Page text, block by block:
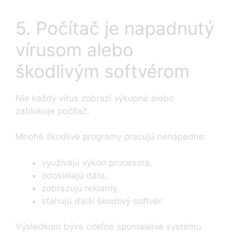
5. Počítač je napadnutý
vírusom alebo
škodlivým softvérom
Nie každý vírus zobrazí výkupné alebo
zablokuje počítač.
Mnohé škodlivé programy pracujú nenápadne:
využívajú výkon procesora,
odosielajú dáta,
zobrazujú reklamy,
sťahujú ďalší škodlivý softvér.
Výsledkom býva citeľné spomalenie systému.